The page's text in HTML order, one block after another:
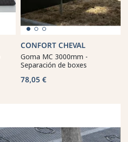
CONFORT CHEVAL
Goma MC 3000mm -
Separación de boxes
78,05 €